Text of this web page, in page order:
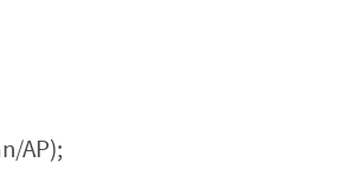
AP);